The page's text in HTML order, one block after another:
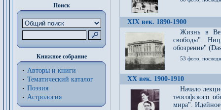
Поиск
Книжное собрание
Авторы и книги
Тематический каталог
Поэзия
Астрология
XIX век. 1890-1900
Жизнь в
свободы".
обозрение"
53 фото,
XX век. 1900-1910
Начало
теософского
мира". Идейное